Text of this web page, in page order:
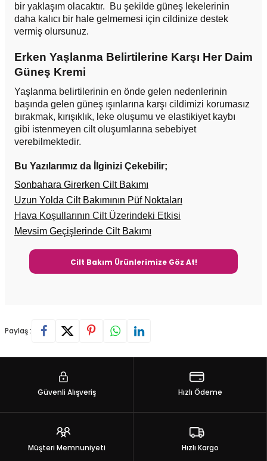
bir yaklaşım olacaktır. Bu şekilde güneş lekelerinin
daha kalıcı bir hale gelmemesi için cildinize destek
vermiş olursunuz.
Erken Yaşlanma Belirtilerine Karşı Her Daim
Güneş Kremi
Yaşlanma belirtilerinin en önde gelen nedenlerinin
başında gelen güneş ışınlarına karşı cildimizi korumasız
bırakmak, kırışıklık, leke oluşumu ve elastikiyet kaybı
gibi istenmeyen cilt oluşumlarına sebebiyet
verebilmektedir.
Bu Yazılarımız da İlginizi Çekebilir;
Sonbahara Girerken Cilt Bakımı
Uzun Yolda Cilt Bakımının Püf Noktaları
Hava Koşullarının Cilt Üzerindeki Etkisi
Mevsim Geçişlerinde Cilt Bakımı
Cilt Bakım Ürünlerimize Göz At!
Paylaş :
Güvenli Alışveriş Hızlı Ödeme
Müşteri Memnuniyeti Hızlı Kargo